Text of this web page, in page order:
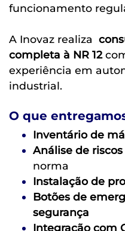
funcionamento
A Inovaz realiza
completa à NR 12
experiência em
industrial.
O que
Inventário de
Análise de riscos
norma
Instalação de
Botões de
segurança
Integração com